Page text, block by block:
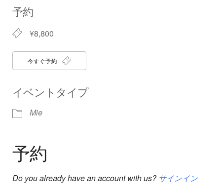
予約
¥8,800
今すぐ予約
イベントタイプ
Mie
予約
Do you already have an account with us? サインイン